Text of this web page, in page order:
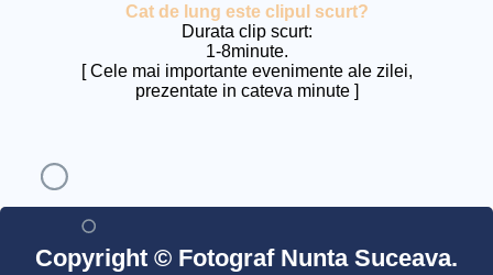
Cat de lung este clipul scurt?
Durata clip scurt:
1-8minute.
[ Cele mai importante evenimente ale zilei,
prezentate in cateva minute ]
Copyright © Fotograf Nunta Suceava.